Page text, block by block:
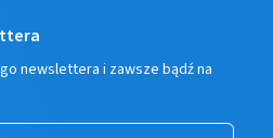
newslettera i zawsze bądź na